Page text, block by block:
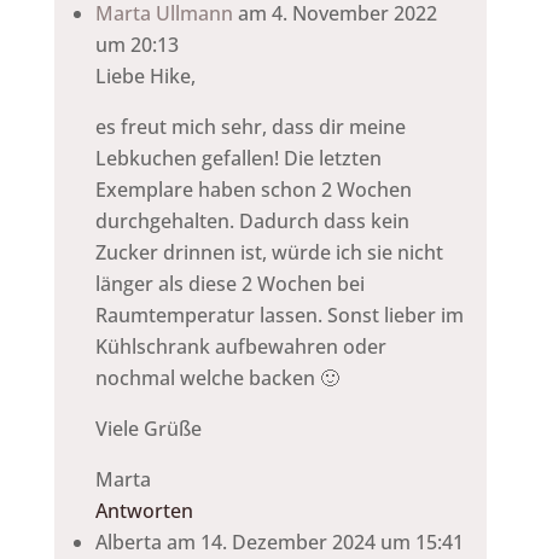
Marta Ullmann am 4. November 2022
um 20:13
Liebe Hike,
es freut mich sehr, dass dir meine
Lebkuchen gefallen! Die letzten
Exemplare haben schon 2 Wochen
durchgehalten. Dadurch dass kein
Zucker drinnen ist, würde ich sie nicht
länger als diese 2 Wochen bei
Raumtemperatur lassen. Sonst lieber im
Kühlschrank aufbewahren oder
nochmal welche backen 🙂
Viele Grüße
Marta
Antworten
Alberta am 14. Dezember 2024 um 15:41